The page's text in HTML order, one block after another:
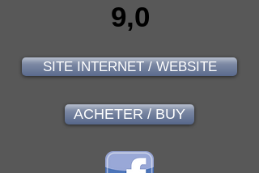
9,0
SITE INTERNET / WEBSITE
ACHETER / BUY